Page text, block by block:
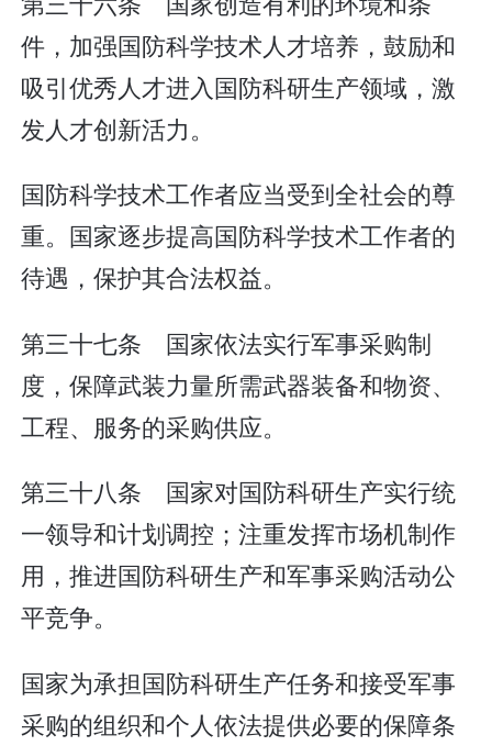
件，加强国防科学技术人才培养，鼓励和
吸引优秀人才进入国防科研生产领域，激
发人才创新活力。
国防科学技术工作者应当受到全社会的尊
重。国家逐步提高国防科学技术工作者的
待遇，保护其合法权益。
第三十七条 国家依法实行军事采购制
度，保障武装力量所需武器装备和物资、
工程、服务的采购供应。
第三十八条 国家对国防科研生产实行统
一领导和计划调控；注重发挥市场机制作
用，推进国防科研生产和军事采购活动公
平竞争。
国家为承担国防科研生产任务和接受军事
采购的组织和个人依法提供必要的保障条